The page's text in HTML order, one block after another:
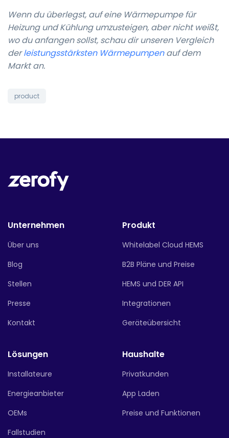
Wenn du überlegst, auf eine Wärmepumpe für
Heizung und Kühlung umzusteigen, aber nicht weißt,
wo du anfangen sollst, schau dir unseren Vergleich
derleistungsstärksten Wärmepumpenauf dem
Markt an.
product
Unternehmen
Über uns
Blog
Stellen
Presse
Kontakt
Produkt
Whitelabel Cloud HEMS
B2B Pläne und Preise
HEMS und DER API
Integrationen
Geräteübersicht
Lösungen
Installateure
Energieanbieter
OEMs
Fallstudien
Haushalte
Privatkunden
App Laden
Preise und Funktionen